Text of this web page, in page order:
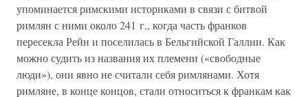
упоминается римскими историками в связи с битвой
римлян с ними около 241 г., когда часть франков
пересекла Рейн и поселилась в Бельгийской Галлии. Как
можно судить из названия их племени («свободные
люди»), они явно не считали себя римлянами. Хотя
римляне, в конце концов, стали относиться к франкам как